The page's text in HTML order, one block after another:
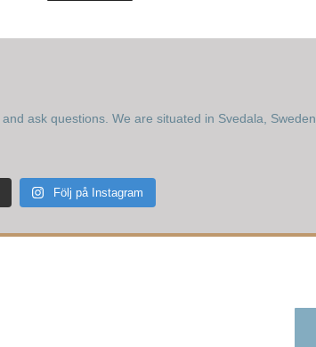
ask questions. We are situated in Svedala, Sweden.
Följ på Instagram